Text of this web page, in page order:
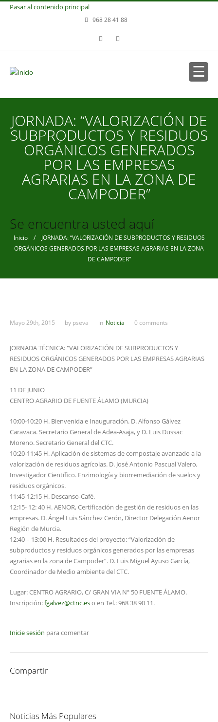
Pasar al contenido principal
968 28 41 88
JORNADA: “VALORIZACIÓN DE
SUBPRODUCTOS Y RESIDUOS
ORGÁNICOS GENERADOS
POR LAS EMPRESAS
AGRARIAS EN LA ZONA DE
CAMPODER”
Se encuentra usted aquí
Inicio/ JORNADA: “VALORIZACIÓN DE SUBPRODUCTOS Y RESIDUOS
ORGÁNICOS GENERADOS POR LAS EMPRESAS AGRARIAS EN LA ZONA
DE CAMPODER”
Mayo 29th, 2015 by pseva in Noticia 0 comments
JORNADA TÉCNICA: "VALORIZACIÓN DE SUBPRODUCTOS Y
RESIDUOS ORGÁNICOS GENERADOS POR LAS EMPRESAS AGRARIAS
EN LA ZONA DE CAMPODER”
11 DE JUNIO
CENTRO AGRARIO DE FUENTE ÁLAMO (MURCIA)
10:00-10:20 H. Bienvenida e Inauguración. D. Alfonso Gálvez
Caravaca. Secretario General de Adea-Asaja, y D. Luis Dussac
Moreno. Secretario General del CTC.
10:20-11:45 H. Aplicación de sistemas de compostaje avanzado a la
valorización de residuos agrícolas. D. José Antonio Pascual Valero,
Investigador Científico. Enzimología y biorremediación de suelos y
residuos orgánicos.
11:45-12:15 H. Descanso-Café.
12:15- 12: 40 H. AENOR, Certificación de gestión de residuos en las
empresas. D. Ángel Luis Sánchez Cerón, Director Delegación Aenor
Región de Murcia.
12:40 – 13:00 H. Resultados del proyecto: “Valorización de
subproductos y residuos orgánicos generados por las empresas
agrarias en la zona de Campoder”. D. Luis Miguel Ayuso García,
Coordinador de Medio ambiente del CTC.
Lugar: CENTRO AGRARIO, C/ GRAN VIA Nº 50 FUENTE ÁLAMO.
Inscripción:fgalvez@ctnc.eso en Tel.: 968 38 90 11.
Inicie sesión para comentar
Compartir
Noticias Más Populares